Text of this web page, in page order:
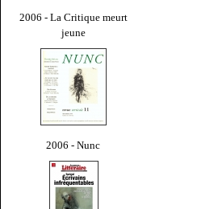
2006 - La Critique meurt
jeune
2006 - Nunc